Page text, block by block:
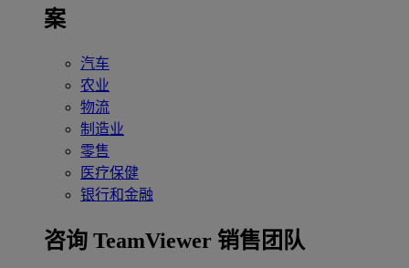
案
汽车
农业
物流
制造业
零售
医疗保健
银行和金融
咨询 TeamViewer 销售团队